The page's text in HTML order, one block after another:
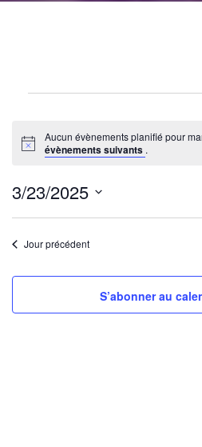
mars
2025
Notice
Aucun évènements planifié pour
évènements suivants .
3/23/2025
Sélectionnez
uneJour précédent
S’abonner au